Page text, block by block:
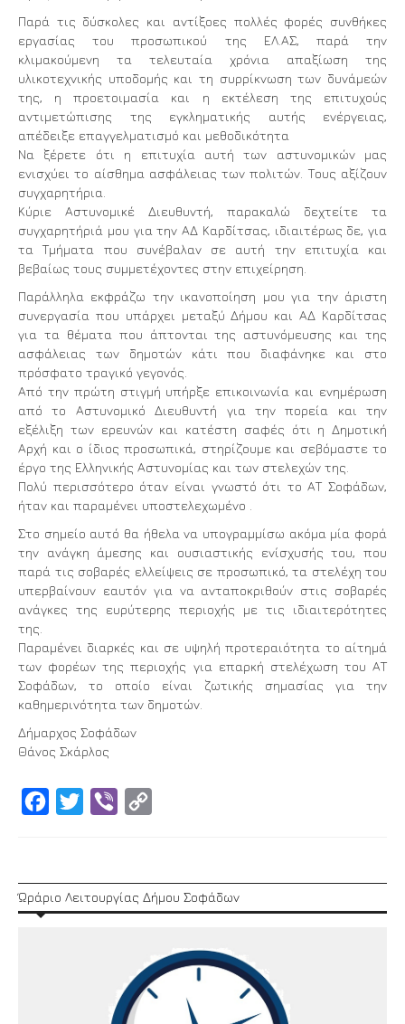
Παρά τις δύσκολες και αντίξοες πολλές φορές συνθήκες
εργασίας του προσωπικού της ΕΛ.ΑΣ, παρά την
κλιμακούμενη τα τελευταία χρόνια απαξίωση της
υλικοτεχνικής υποδομής και τη συρρίκνωση των δυνάμεών
της, η προετοιμασία και η εκτέλεση της επιτυχούς
αντιμετώπισης της εγκληματικής αυτής ενέργειας,
απέδειξε επαγγελματισμό και μεθοδικότητα
Να ξέρετε ότι η επιτυχία αυτή των αστυνομικών μας
ενισχύει το αίσθημα ασφάλειας των πολιτών. Τους αξίζουν
συγχαρητήρια.
Κύριε Αστυνομικέ Διευθυντή, παρακαλώ δεχτείτε τα
συγχαρητήριά μου για την ΑΔ Καρδίτσας, ιδιαιτέρως δε, για
τα Τμήματα που συνέβαλαν σε αυτή την επιτυχία και
βεβαίως τους συμμετέχοντες στην επιχείρηση.
Παράλληλα εκφράζω την ικανοποίηση μου για την άριστη
συνεργασία που υπάρχει μεταξύ Δήμου και ΑΔ Καρδίτσας
για τα θέματα που άπτονται της αστυνόμευσης και της
ασφάλειας των δημοτών κάτι που διαφάνηκε και στο
πρόσφατο τραγικό γεγονός.
Από την πρώτη στιγμή υπήρξε επικοινωνία και ενημέρωση
από το Αστυνομικό Διευθυντή για την πορεία και την
εξέλιξη των ερευνών και κατέστη σαφές ότι η Δημοτική
Αρχή και ο ίδιος προσωπικά, στηρίζουμε και σεβόμαστε το
έργο της Ελληνικής Αστυνομίας και των στελεχών της.
Πολύ περισσότερο όταν είναι γνωστό ότι το ΑΤ Σοφάδων,
ήταν και παραμένει υποστελεχωμένο .
Στο σημείο αυτό θα ήθελα να υπογραμμίσω ακόμα μία φορά
την ανάγκη άμεσης και ουσιαστικής ενίσχυσής του, που
παρά τις σοβαρές ελλείψεις σε προσωπικό, τα στελέχη του
υπερβαίνουν εαυτόν για να ανταποκριθούν στις σοβαρές
ανάγκες της ευρύτερης περιοχής με τις ιδιαιτερότητες
της.
Παραμένει διαρκές και σε υψηλή προτεραιότητα το αίτημά
των φορέων της περιοχής για επαρκή στελέχωση του ΑΤ
Σοφάδων, το οποίο είναι ζωτικής σημασίας για την
καθημερινότητα των δημοτών.
Δήμαρχος Σοφάδων
Θάνος Σκάρλος
Facebook
Twitter Viber
Ώράριο Λειτουργίας Δήμου Σοφάδων